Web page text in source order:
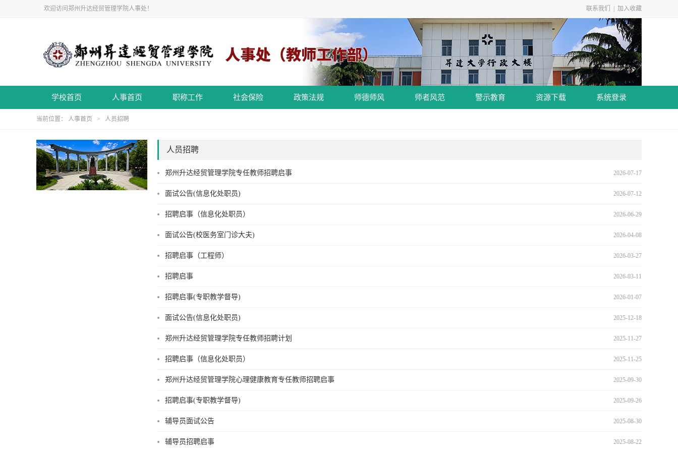
欢迎访问郑州升达经贸管理学院人事处！ 联系我们 加入收藏
学校首页 人事首页 职称工作 社会保险 政策法规 师德师风 师者风范 警示教育 资源下载 系统登录
当前位置： 人事首页 > 人员招聘
人员招聘
郑州升达经贸管理学院专任教师招聘启事 2026-07-17
面试公告(信息化处职员) 2026-07-12
招聘启事（信息化处职员） 2026-06-29
面试公告(校医务室门诊大夫) 2026-04-08
招聘启事（工程师） 2026-03-27
招聘启事 2026-03-11
招聘启事(专职教学督导) 2026-01-07
面试公告(信息化处职员) 2025-12-18
郑州升达经贸管理学院专任教师招聘计划 2025-11-27
招聘启事（信息化处职员） 2025-11-25
郑州升达经贸管理学院心理健康教育专任教师招聘启事 2025-09-30
招聘启事(专职教学督导) 2025-09-26
辅导员面试公告 2025-08-30
辅导员招聘启事 2025-08-22